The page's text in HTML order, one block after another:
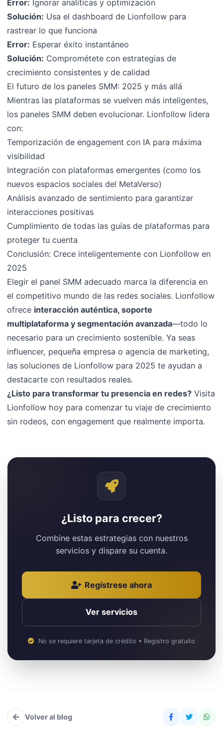
Error: Ignorar analíticas y optimización
Solución: Usa el dashboard de Lionfollow para
rastrear lo que funciona
Error: Esperar éxito instantáneo
Solución: Comprométete con estrategias de
crecimiento consistentes y de calidad
El futuro de los paneles SMM: 2025 y más allá
Mientras las plataformas se vuelven más inteligentes,
los paneles SMM deben evolucionar. Lionfollow lidera
con:
Temporización de engagement con IA para máxima
visibilidad
Integración con plataformas emergentes (como los
nuevos espacios sociales del MetaVerso)
Análisis avanzado de sentimiento para garantizar
interacciones positivas
Cumplimiento de todas las guías de plataformas para
proteger tu cuenta
Conclusión: Crece inteligentemente con Lionfollow en
2025
Elegir el panel SMM adecuado marca la diferencia en
el competitivo mundo de las redes sociales. Lionfollow
ofrece interacción auténtica, soporte
multiplataforma y segmentación avanzada—todo lo
necesario para un crecimiento sostenible. Ya seas
influencer, pequeña empresa o agencia de marketing,
las soluciones de Lionfollow para 2025 te ayudan a
destacarte con resultados reales.
¿Listo para transformar tu presencia en redes? Visita
Lionfollow hoy para comenzar tu viaje de crecimiento
sin rodeos, con engagement que realmente importa.
¿Listo para crecer?
Combine estas estrategias con nuestros
servicios y dispare su cuenta.
Regístrese ahora
Ver servicios
No se requiere tarjeta de crédito • Registro gratuito
Volver al blog